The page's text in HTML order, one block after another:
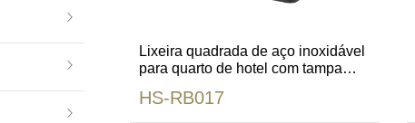
Lixeira quadrada de aço inoxidável
para quarto de hotel com tampa
HS-RB017